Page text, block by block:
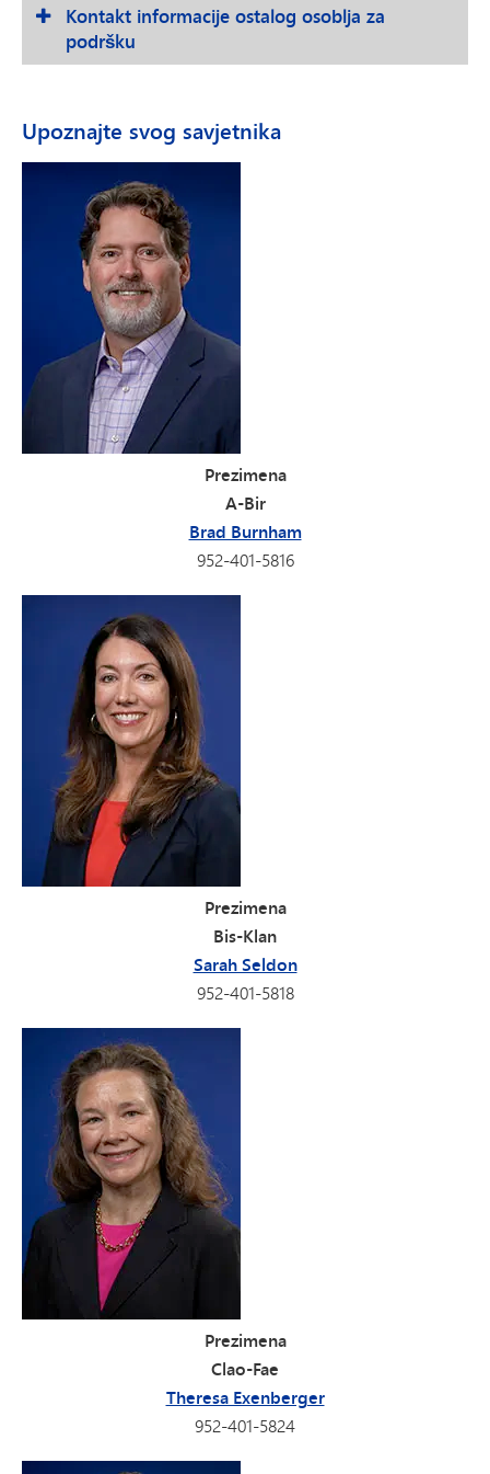
Kontakt informacije ostalog osoblja za
podršku
Upoznajte svog savjetnika
Prezimena
A-Bir
Brad Burnham
952-401-5816
Prezimena
Bis-Klan
Sarah Seldon
952-401-5818
Prezimena
Clao-Fae
Theresa Exenberger
952-401-5824